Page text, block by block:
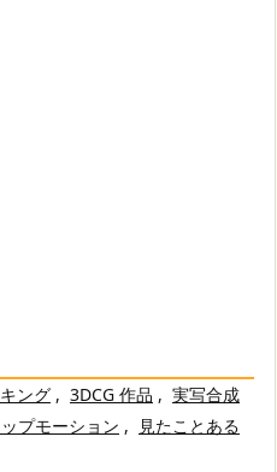
ング , 3DCG 作品 , 実写合成
プモーション , 見たことある